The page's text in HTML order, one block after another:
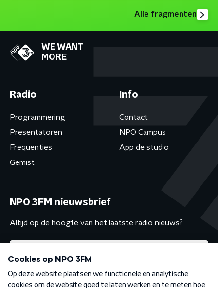
Alle fragmenten
WE WANT
MORE
Radio
Programmering
Presentatoren
Frequenties
Gemist
Info
Contact
NPO Campus
App de studio
NPO 3FM nieuwsbrief
Altijd op de hoogte van het laatste radio nieuws?